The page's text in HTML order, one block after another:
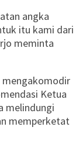
angka
itu kami dari
meminta
mengakomodir
Ketua
melindungi
memperketat